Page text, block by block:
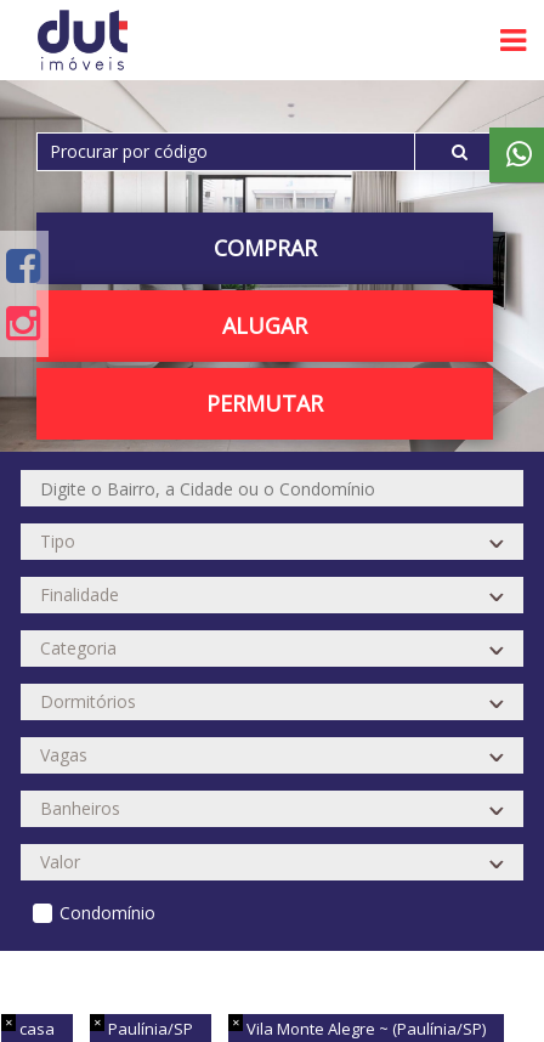
COMPRAR
ALUGAR
PERMUTAR
Condomínio
casa Paulínia/SP Vila Monte Alegre ~ (Paulínia/SP)